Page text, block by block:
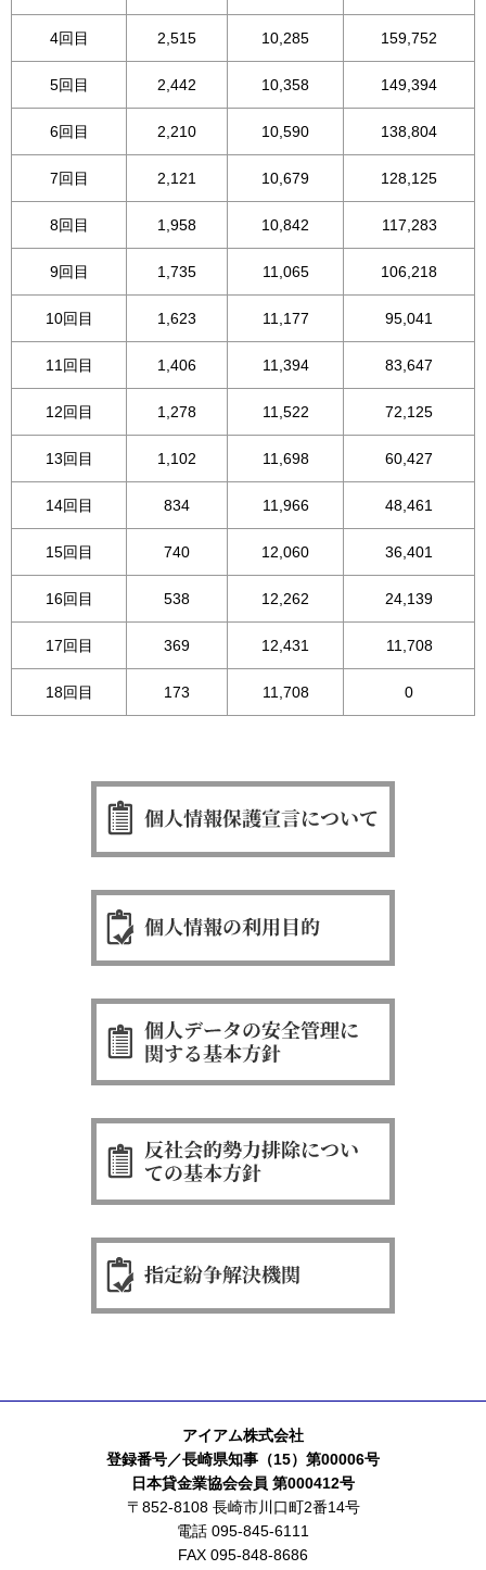
4回目 2,515 10,285 159,752
5回目 2,442 10,358 149,394
6回目 2,210 10,590 138,804
7回目 2,121 10,679 128,125
8回目 1,958 10,842 117,283
9回目 1,735 11,065 106,218
10回目 1,623 11,177 95,041
11回目 1,406 11,394 83,647
12回目 1,278 11,522 72,125
13回目 1,102 11,698 60,427
14回目 834 11,966 48,461
15回目 740 12,060 36,401
16回目 538 12,262 24,139
17回目 369 12,431 11,708
18回目 173 11,708 0
アイアム株式会社
登録番号／長崎県知事（15）第00006号
日本貸金業協会会員 第000412号
〒852-8108 長崎市川口町2番14号
電話 095-845-6111
FAX 095-848-8686